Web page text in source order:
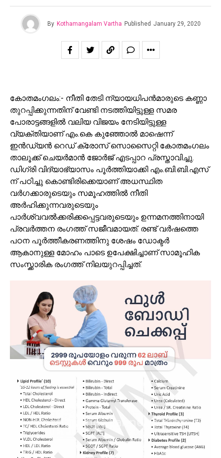
By Kothamangalam Vartha Published January 29, 2020
കോതമംഗലം:- നീതി തേടി ന്യായധിപൻമാരുടെ കണ്ണാ
തുറപ്പിക്കുന്നതിന് വേണ്ടി നടത്തിയിട്ടുള്ള സമര
പോരാട്ടങ്ങളിൽ വലിയ വിജയം നേടിയിട്ടുള്ള
വ്യക്തിയാണ് എം.കെ കുഞ്ഞോൽ മാഷെന്ന്
ഇൻഡ്യൻ റെഡ് ക്രോസ് സൊസൈറ്റി കോതമംഗലം
താലൂക്ക് ചെയർമാൻ ജോർജ് എടപ്പാറ പ്രസ്താവിച്ചു.
ഡിഗ്രി വിദ്യാഭ്യാസം പൂർത്തിയാക്കി എം.ബി.ബി.എസ്
ന് പഠിച്ചു കൊണ്ടിരിക്കെയാണ് അധസ്ഥിത
വർഗക്കാരുടെയും സമൂഹത്തിൽ നീതി
അർഹിക്കുന്നവരുടെയും
പാർശ്വവൽക്കരിക്കപ്പെട്ടവരുടെയും ഉന്നമനത്തിനായി
പ്രവർത്തന രംഗത്ത് സജീവമായത്. രണ്ട് വർഷത്തെ
പഠന പൂർത്തീകരണത്തിനു ശേഷം ഡോക്ടർ
ആകാനുള്ള മോഹം പാടെ ഉപേക്ഷിച്ചാണ് സാമൂഹിക
സംസ്ക്കാരിക രംഗത്ത് നിലയുറപ്പിച്ചത്.